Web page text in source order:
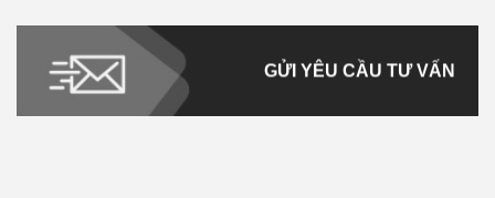
GỬI YÊU CẦU TƯ VẤN